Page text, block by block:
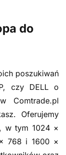
do
poszukiwań
czy DELL o
Comtrade.pl
Oferujemy
w tym 1024 ×
768 i 1600 ×